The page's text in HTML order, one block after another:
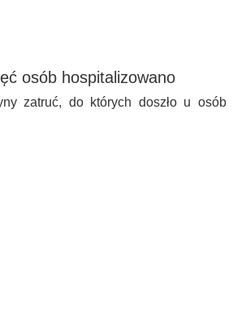
osób hospitalizowano
zatruć, do których doszło u osób